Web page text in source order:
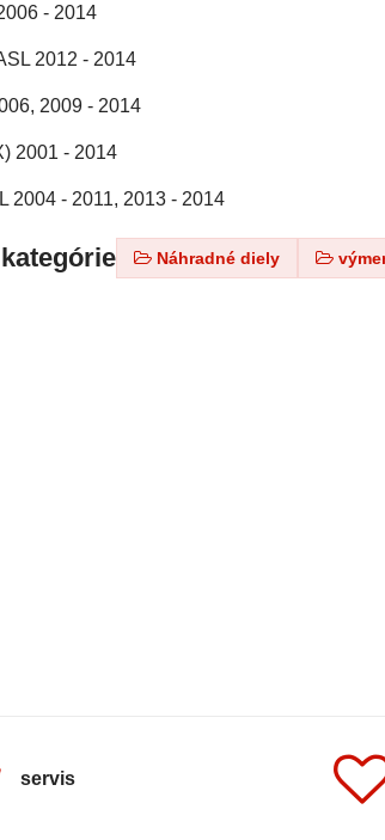
- 2014
2012 - 2014
2009 - 2014
2001 - 2014
2004 - 2011, 2013 - 2014
Náhradné diely
servis